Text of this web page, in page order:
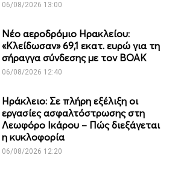
06/08/2026 13:00
Νέο αεροδρόμιο Ηρακλείου:
«Κλείδωσαν» 69,1 εκατ. ευρώ για τη
σήραγγα σύνδεσης με τον ΒΟΑΚ
06/08/2026 12:40
Ηράκλειο: Σε πλήρη εξέλιξη οι
εργασίες ασφαλτόστρωσης στη
Λεωφόρο Ικάρου – Πώς διεξάγεται
η κυκλοφορία
06/08/2026 12:20